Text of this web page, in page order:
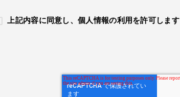
上記内容に同意し、個人情報の利用を許可します